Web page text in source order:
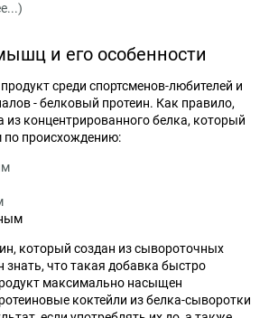
и его особенности
среди спортсменов-любителей и
- белковый протеин. Как правило,
из концентрированного белка, который
происхождению:
который создан из сывороточных
знать, что такая добавка быстро
максимально насыщен
коктейли из белка-сыворотки